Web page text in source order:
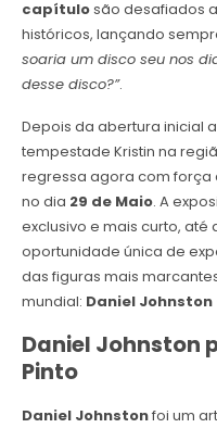
capítulosão desafiados
históricos, lançando
soaria um disco seu nos
desse disco?”.
Depois da abertura inicial
tempestade Kristin na
regressa agora com força
no dia 29 de Maio. A
exclusivo e mais curto, até
oportunidade única de
das figuras mais
mundial: Daniel Johnston
Daniel Johnston
Pinto
Daniel Johnstonfoi um